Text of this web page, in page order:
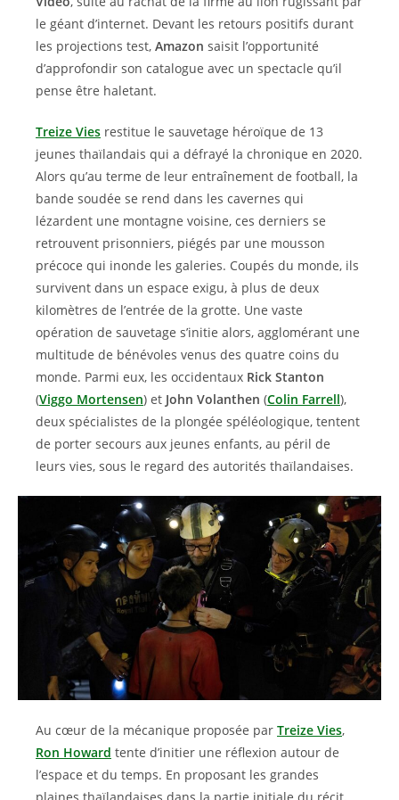
le géant d’internet. Devant les retours positifs durant
les projections test, Amazon saisit l’opportunité
d’approfondir son catalogue avec un spectacle qu’il
pense être haletant.
Treize Vies restitue le sauvetage héroïque de 13
jeunes thaïlandais qui a défrayé la chronique en 2020.
Alors qu’au terme de leur entraînement de football, la
bande soudée se rend dans les cavernes qui
lézardent une montagne voisine, ces derniers se
retrouvent prisonniers, piégés par une mousson
précoce qui inonde les galeries. Coupés du monde, ils
survivent dans un espace exigu, à plus de deux
kilomètres de l’entrée de la grotte. Une vaste
opération de sauvetage s’initie alors, agglomérant une
multitude de bénévoles venus des quatre coins du
monde. Parmi eux, les occidentaux Rick Stanton
(Viggo Mortensen) et John Volanthen (Colin Farrell),
deux spécialistes de la plongée spéléologique, tentent
de porter secours aux jeunes enfants, au péril de
leurs vies, sous le regard des autorités thaïlandaises.
Au cœur de la mécanique proposée par Treize Vies,
Ron Howard tente d’initier une réflexion autour de
l’espace et du temps. En proposant les grandes